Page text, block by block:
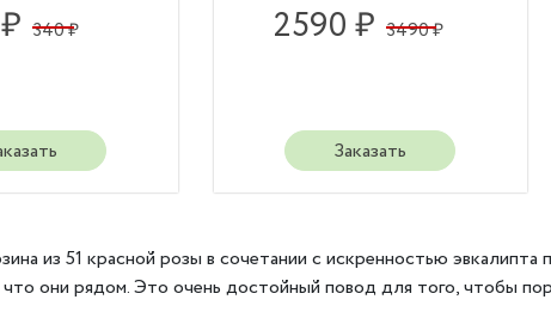
340 ₽ 2590 ₽ 3490 ₽
Заказать
из 51 красной розы в сочетании с искренностью
они рядом. Это очень достойный повод для того, чтобы